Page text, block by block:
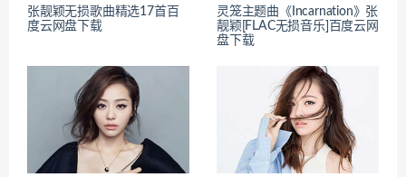
张靓颖无损歌曲精选17首百
度云网盘下载
灵笼主题曲《Incarnation》张
靓颖[FLAC无损音乐]百度云网
盘下载